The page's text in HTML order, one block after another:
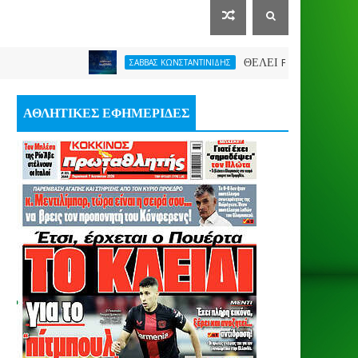
ΣΑΒΒΑΣ ΚΩΝΣΤΑΝΤΙΝΙΔΗΣ ΘΕΛΕΙ FORMAT O ΑΡΗΣ
ΑΘΛΗΤΙΚΕΣ ΕΦΗΜΕΡΙΔΕΣ